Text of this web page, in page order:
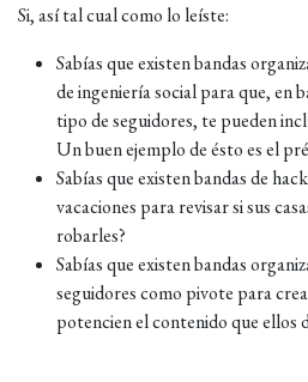
Si, así tal cual como lo leíste:
Sabías que existen bandas
de ingeniería social para que, en
tipo de seguidores, te pueden
Un buen ejemplo de ésto es el
Sabías que existen bandas de
vacaciones para revisar si sus
robarles?
Sabías que existen bandas
seguidores como pivote para
potencien el contenido que ellos